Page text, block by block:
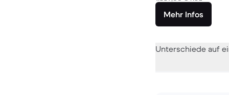
Mehr Infos
Unterschiede auf